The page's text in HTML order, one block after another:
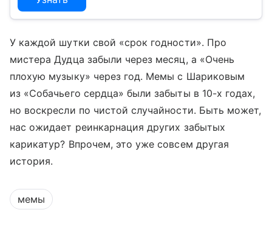
У каждой шутки свой «срок годности». Про
мистера Дудца забыли через месяц, а «Очень
плохую музыку» через год. Мемы с Шариковым
из «Собачьего сердца» были забыты в 10-х годах,
но воскресли по чистой случайности. Быть может,
нас ожидает реинкарнация других забытых
карикатур? Впрочем, это уже совсем другая
история.
мемы